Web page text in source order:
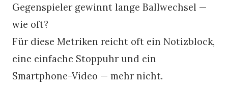
Gegenspieler gewinnt lange Ballwechsel —
wie oft?
Für diese Metriken reicht oft ein Notizblock,
eine einfache Stoppuhr und ein
Smartphone-Video — mehr nicht.